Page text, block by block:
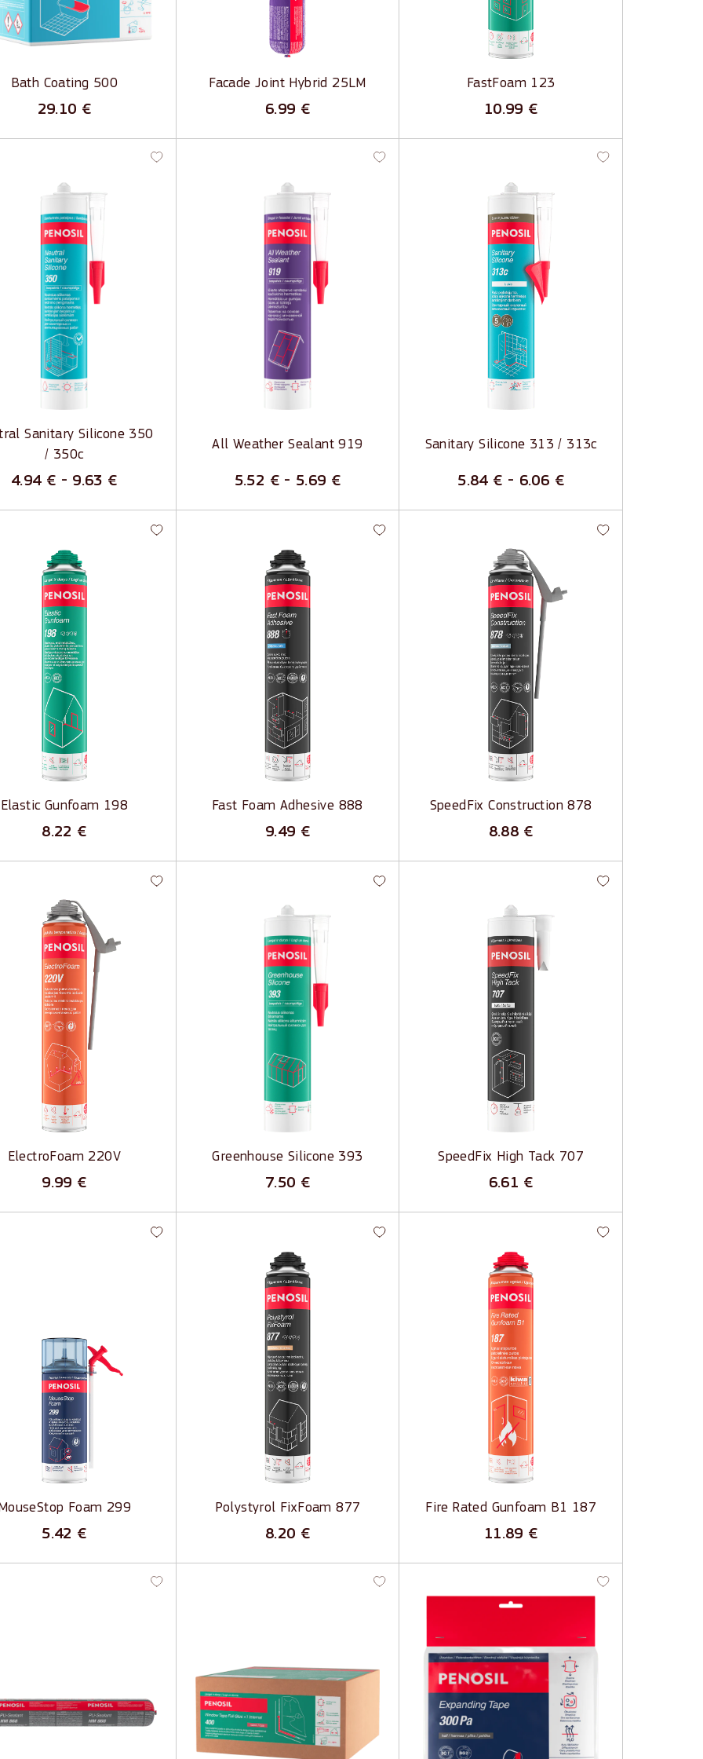
Bath Coating 500
29.10 €
Facade Joint Hybrid 25LM
6.99 €
FastFoam 123
10.99 €
Sanitary Silicone 350
/ 350c
4.94 € - 9.63 €
Sanitary Silicone 350
- Neitrāls sanitārais
hermētiķis
pret pelējumu, UV stariem
metāliskām virsmām
pa vertikālu virsmu
pret sadzīves ķīmiju
All Weather Sealant 919
5.52 €- 5.69 €
All Weather Sealant 919 -
hermētiķis ar tūlītēju
ūdensizturību
Izturīgs pret pelējumu, UV staru un
laikapstākļu iedarbību
Saķere arī ar mitrām un nedaudz
eļļainām virsmām
Var saskarties ar bitumenu
Sanitary Silicone 313 / 313c
5.84 € - 6.06 €
Sanitary Silicone 313 / 313c -
Plaša pielietojuma sanitārais
silikona hermētiķis
Izturīgs pret pelējumu, UV stariem
un novecošanos
Izturīgs pret sadzīves ķīmiju
Ūdensizturīgs jau pēc 30 minūtēm
Noturīgs krāsu tonis
Nenotek pa vertikālu virsmu
Elastic Gunfoam 198
8.22 €
Gunfoam 198 -
montāžas putas
gaisa necaurlaidība
elastīgas
un skaņas izolācija
izplešanās spiediens
deformācijas
Fast Foam Adhesive 888
9.49 €
Fast Foam Adhesive 888 -
Ātras iedarbības līmējošās
Aizstāj tradicionālo līmi kārtridžos
Ietaupa uzklāšanas laiku
Spēcīga saķere ar dažādiem
Ātra sacietēšana
Zems GOS saturs
SpeedFix Construction 878
8.88 €
SpeedFix Construction 878 -
Plaša pielietojuma līmējošās
Dažādu plākšņu un paneļu
līmēšanai un blīvēšanai
Laba saķere ar lielāko daļu
Labas siltumizolācijas īpašības
Ietaupa laiku un naudu
Vissezonu, ar EasyGun aplikatoru
ElectroFoam 220V
9.99 €
220V - PU putas
un
darbiem
kvēlvada testā
termisko tiltu rašanos
EasyGun aplikators
spiediens sacietēšanas laikā
siltuma un skaņas
vērtība
Greenhouse Silicone 393
7.50 €
Greenhouse Silicone 393 -
Silikona hermētiķis
siltumnīcām
Piemērots arī metāliskām virsmām
Neizplūst šuvē
Izturīgs pret laikapstākļiem
SpeedFix High Tack 707
6.61 €
SpeedFix High Tack 707 -
Hibrīdlīme ar tūlītēju saķeri
Tūlītēja saķere
Ātra sacietēšana
Spēcīga un izturīga
Izturīga pret laikapstākļiem un
ķīmisko iedarbību
Slāpē trokšņus un vibrāciju
Foam 299
5.42 €
un kaitēkļus atvairošu
izplešanās un labas
īpašības
izejošais apjoms
hermētiskums
siltuma un skaņas izolācijas
Polystyrol FixFoam 877
8.20 €
Polystyrol FixFoam 877 -
Līmējošās putas izolācijas
Izolācijas plākšņu līmēšanai un
Laba saķere ar lielāko daļu
Viegli uzklājamas, salīdzinot ar javu
Zema otrreizēja izplešanās
Labs siltuma un skaņas izolators
Fire Rated Gunfoam B1 187
11.89 €
Fire Rated Gunfoam B1 187 -
Profesionālas ugunsdrošas
Ugunsizturība līdz 240 minūtēm
Ugunsdrošības klase B1 (DIN) un B-
Zema otrreizējā izplešanās
Augsta mehāniskā izturība
Lieliska siltuma un skaņas izolācija
elastības modulis
pret mehānisko slodzi
lente ar pilno līmi
Logu un durvju savienojumu
pārklāšanai no iekšpuses
Nodrošina hermētiskumu
Pašuzbriestoša blīvēšanas
lente
Pašlīmējoša.
Pašuzbriestoša
Lietus necaurlaidība ≥ 300 Pa